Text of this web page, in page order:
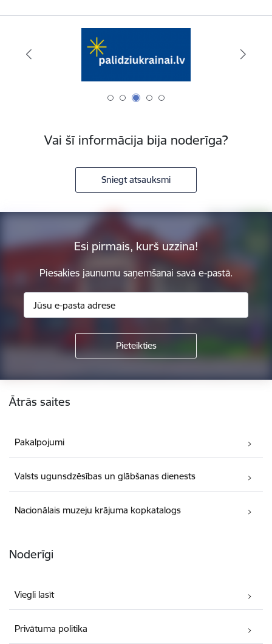
Vai šī informācija bija noderīga?
Sniegt atsauksmi
Esi pirmais, kurš uzzina!
Piesakies jaunumu saņemšanai savā e-pastā.
Ātrās saites
Pakalpojumi
Valsts ugunsdzēsības un glābšanas dienests
Nacionālais muzeju krājuma kopkatalogs
Noderīgi
Viegli lasīt
Privātuma politika